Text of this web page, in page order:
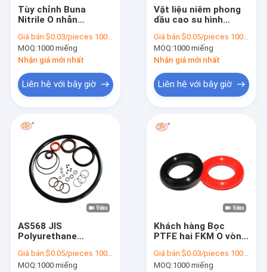
Về chúng tôi
Tham quan nhà máy
Liên hệ chúng tôi
Yêu cầu báo giá
Các con dấu cao su ô tô
Các con dấu cao su kết nối
Bấm cao su cho công cụ điện
Tùy chỉnh Buna
Nitrile O nhẫn
Shore EPDM cao su O
nhẫn
Giá bán:$0.03/pieces 1000-4999 pieces
MOQ:1000 miếng
Nhận giá mới nhất
Liên hệ với bây giờ
Vật liệu niêm phong
dầu cao su hình
FKM NBR Vật liệu
elastomer
Giá bán:$0.05/pieces 1000-4999 pieces
MOQ:1000 miếng
Nhận giá mới nhất
Liên hệ với bây giờ
AS568 JIS
Polyurethane
Seals PU Waterproof
Rubber Ring
Giá bán:$0.05/pieces 1000-4999 pieces
MOQ:1000 miếng
Khách hàng Bọc
PTFE hai FKM O vòng
phong cho niêm
phong AEM NBR
Giá bán:$0.03/pieces 1000-4999 pieces
MOQ:1000 miếng